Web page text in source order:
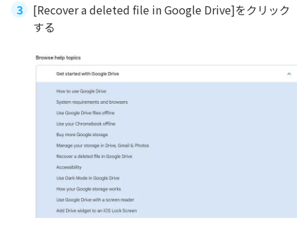
[Recover a deleted file in Google Drive]をクリック
する